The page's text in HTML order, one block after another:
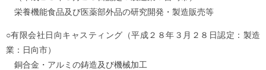
栄養機能食品及び医薬部外品の研究開発・製造販売等
○有限会社日向キャスティング（平成２８年３月２８日認定：製造
業：日向市）
銅合金・アルミの鋳造及び機械加工